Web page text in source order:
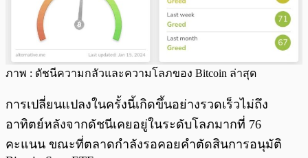
ภาพ : ดัชนีความกลัวและความโลภของ Bitcoin ล่าสุด
การเปลี่ยนแปลงในครั้งนี้เกิดขึ้นอย่างรวดเร็วไม่ถึง
อาทิตย์หลังจากดัชนีเคยอยู่ในระดับโลภมากที่ 76
คะแนน ขณะที่ตลาดกำลังรอคอยคำตัดสินการอนุมัติ